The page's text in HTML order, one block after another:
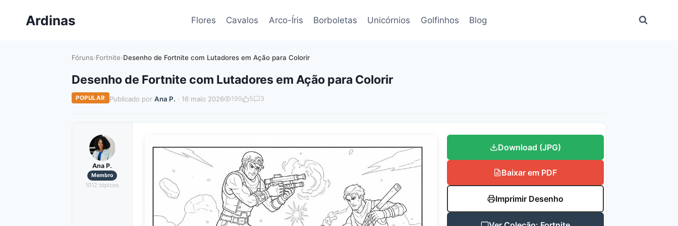
Ardinas Flores Cavalos Arco-Íris Borboletas Unicórnios Golfinhos Blog
Fóruns›Fortnite›Desenho de Fortnite com Lutadores em Ação para Colorir
Desenho de Fortnite com Lutadores em Ação para Colorir
POPULAR Publicado por Ana P. · 16 maio 2026 199 5 3
Ana P.
Membro
1012 tópicos
Download (JPG)
Baixar em PDF
Imprimir Desenho